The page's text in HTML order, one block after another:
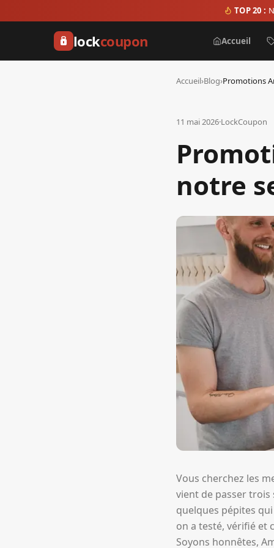
TOP 20 :
lockcoupon Accueil
Accueil›Blog›
11 mai 2026·LockCoupon
notre
Vous cherchez les
vient de passer
quelques pépites
on a testé, vérifié et
Soyons honnêtes,